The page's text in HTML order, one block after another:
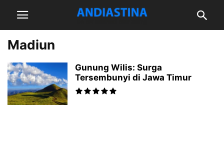
Madiun
Gunung Wilis: Surga
Tersembunyi di Jawa Timur